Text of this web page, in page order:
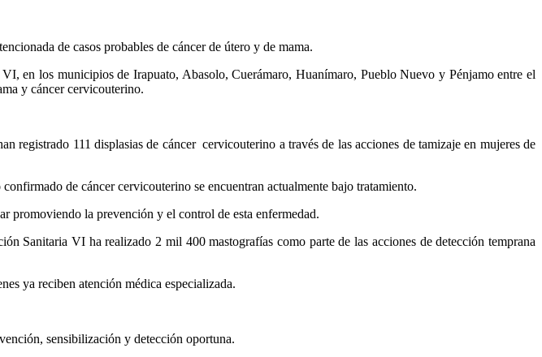
de casos probables de cáncer de útero y de mama.
en los municipios de Irapuato, Abasolo, Cuerámaro, Huanímaro, Pueblo Nuevo y Pénjamo entre el
y cáncer cervicouterino.
111 displasias de cáncer cervicouterino a través de las acciones de tamizaje en mujeres de
de cáncer cervicouterino se encuentran actualmente bajo tratamiento.
promoviendo la prevención y el control de esta enfermedad.
Sanitaria VI ha realizado 2 mil 400 mastografías como parte de las acciones de detección temprana
ya reciben atención médica especializada.
sensibilización y detección oportuna.